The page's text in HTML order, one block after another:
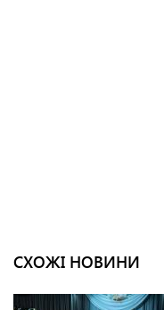
СХОЖІ НОВИНИ